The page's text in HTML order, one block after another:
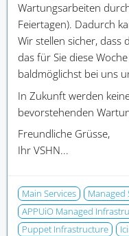
Wartungsarbeiten
Feiertagen). Dadurch
Wir stellen sicher, dass
das für Sie diese
baldmöglichst bei uns
In Zukunft werden
bevorstehenden
Freundliche Grüsse,
Ihr VSHN...
Main Services
Managed
APPUiO Managed
Puppet Infrastructure